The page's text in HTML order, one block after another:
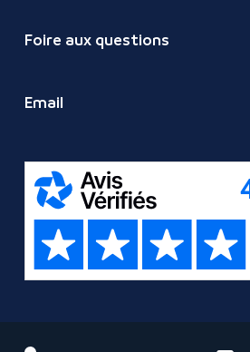
Foire aux questions
Email